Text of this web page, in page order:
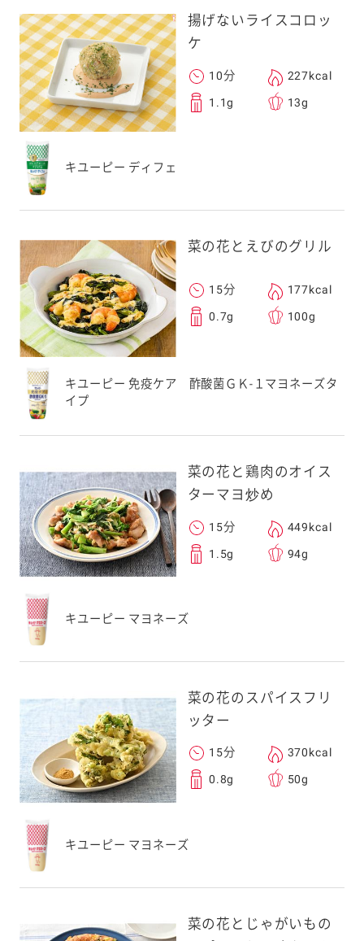
揚げないライスコロッ
ケ
10分 227kcal
1.1g 13g
キユーピー ディフェ
菜の花とえびのグリル
15分 177kcal
0.7g 100g
キユーピー 免疫ケア 酢酸菌ＧＫ-１マヨネーズタ
イプ
菜の花と鶏肉のオイス
ターマヨ炒め
15分 449kcal
1.5g 94g
キユーピー マヨネーズ
菜の花のスパイスフリ
ッター
15分 370kcal
0.8g 50g
キユーピー マヨネーズ
菜の花とじゃがいもの